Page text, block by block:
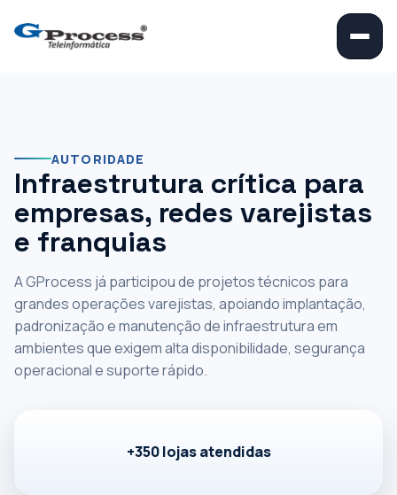
grandes operações
varejistas
Participamos de projetos técnicos para Burger King, Miniso e
Popeyes, com atuação em infraestrutura, segurança,
conectividade e suporte para ambientes de alta demanda.
+350 lojas atendidas
Conhecer estudos de caso
‹
AUTORIDADE
Infraestrutura crítica para
empresas, redes varejistas
e franquias
A GProcess já participou de projetos técnicos para
grandes operações varejistas, apoiando implantação,
padronização e manutenção de infraestrutura em
ambientes que exigem alta disponibilidade, segurança
operacional e suporte rápido.
+350 lojas atendidas